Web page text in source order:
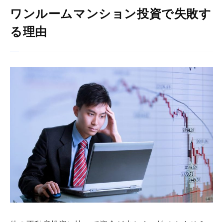
ワンルームマンション投資で失敗す
る理由